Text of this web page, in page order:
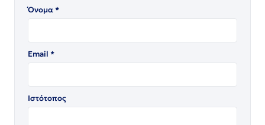
Όνομα*
Email *
Ιστότοπος